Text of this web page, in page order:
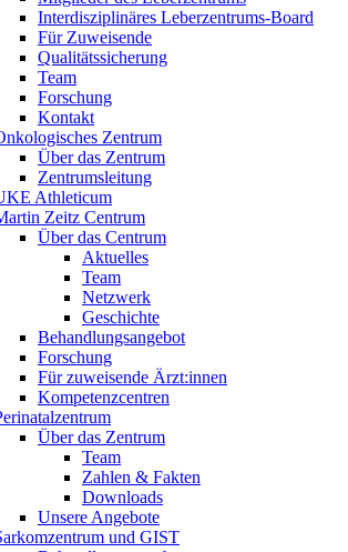
Interdisziplinäres Leberzentrums-Board
Für Zuweisende
Qualitätssicherung
Team
Forschung
Kontakt
Zentrum
Über das Zentrum
Zentrumsleitung
Athleticum
Zeitz Centrum
Über das Centrum
Aktuelles
Team
Netzwerk
Geschichte
Behandlungsangebot
Forschung
Für zuweisende Ärzt:innen
Kompetenzcentren
Über das Zentrum
Team
Zahlen & Fakten
Downloads
Unsere Angebote
und GIST